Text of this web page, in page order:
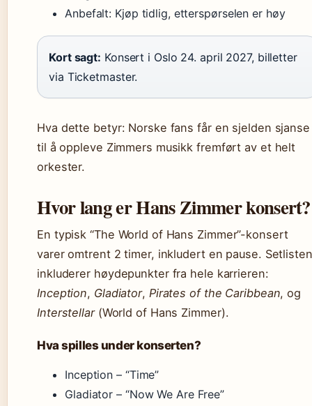
Anbefalt: Kjøp tidlig, etterspørselen er høy
Kort sagt: Konsert i Oslo 24. april 2027, billetter
via Ticketmaster.
Hva dette betyr: Norske fans får en sjelden sjanse
til å oppleve Zimmers musikk fremført av et helt
orkester.
Hvor lang er Hans Zimmer konsert?
En typisk “The World of Hans Zimmer”-konsert
varer omtrent 2 timer, inkludert en pause. Setlisten
inkluderer høydepunkter fra hele karrieren:
Inception, Gladiator, Pirates of the Caribbean, og
Interstellar(World of Hans Zimmer).
Hva spilles under konserten?
Inception – “Time”
Gladiator – “Now We Are Free”